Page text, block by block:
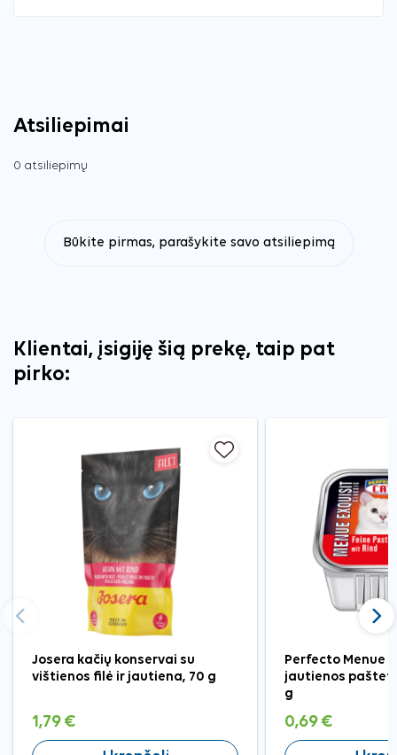
Atsiliepimai
0 atsiliepimų
Būkite pirmas, parašykite savo atsiliepimą
Klientai, įsigiję šią prekę, taip pat
pirko:
Josera kačių konservai su
vištienos filė ir jautiena, 70 g
1,79 €
Perfecto Menue
jautienos
g
0,69 €
Ankstesnis